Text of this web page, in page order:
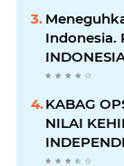
Indonesia.
KABAG OPS POLRES TOBA DI
NILAI